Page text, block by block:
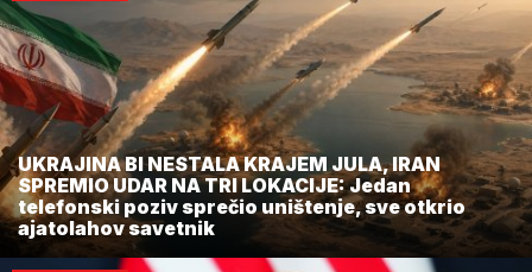
UKRAJINA BI NESTALA KRAJEM JULA, IRAN
SPREMIO UDAR NA TRI LOKACIJE: Jedan
telefonski poziv sprečio uništenje, sve otkrio
ajatolahov savetnik